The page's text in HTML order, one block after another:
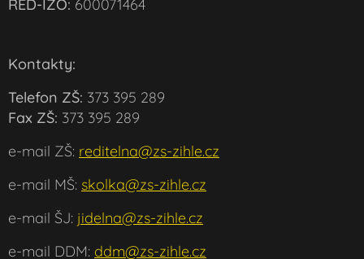
RED-IZO: 600071464
Kontakty:
Telefon ZŠ: 373 395 289
Fax ZŠ: 373 395 289
e-mail ZŠ: reditelna@zs-zihle.cz
e-mail MŠ: skolka@zs-zihle.cz
e-mail ŠJ: jidelna@zs-zihle.cz
e-mail DDM: ddm@zs-zihle.cz